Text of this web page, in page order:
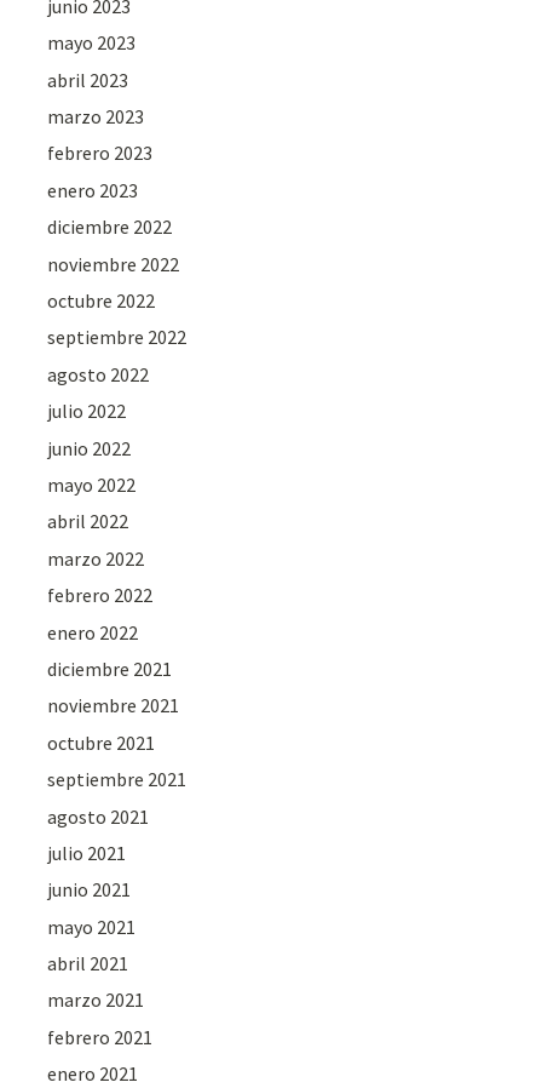
junio 2023
mayo 2023
abril 2023
marzo 2023
febrero 2023
enero 2023
diciembre 2022
noviembre 2022
octubre 2022
septiembre 2022
agosto 2022
julio 2022
junio 2022
mayo 2022
abril 2022
marzo 2022
febrero 2022
enero 2022
diciembre 2021
noviembre 2021
octubre 2021
septiembre 2021
agosto 2021
julio 2021
junio 2021
mayo 2021
abril 2021
marzo 2021
febrero 2021
enero 2021